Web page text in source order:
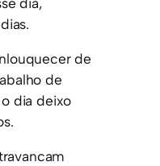
de
de
dia deixo